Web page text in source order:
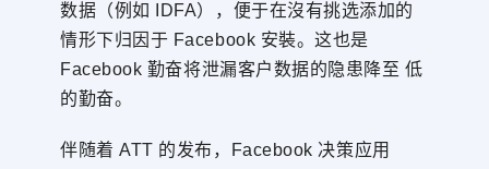
数据（例如 IDFA），便于在沒有挑选添加的
情形下归因于 Facebook 安裝。这也是
Facebook 勤奋将泄漏客户数据的隐患降至 低
的勤奋。
伴随着 ATT 的发布，Facebook 决策应用